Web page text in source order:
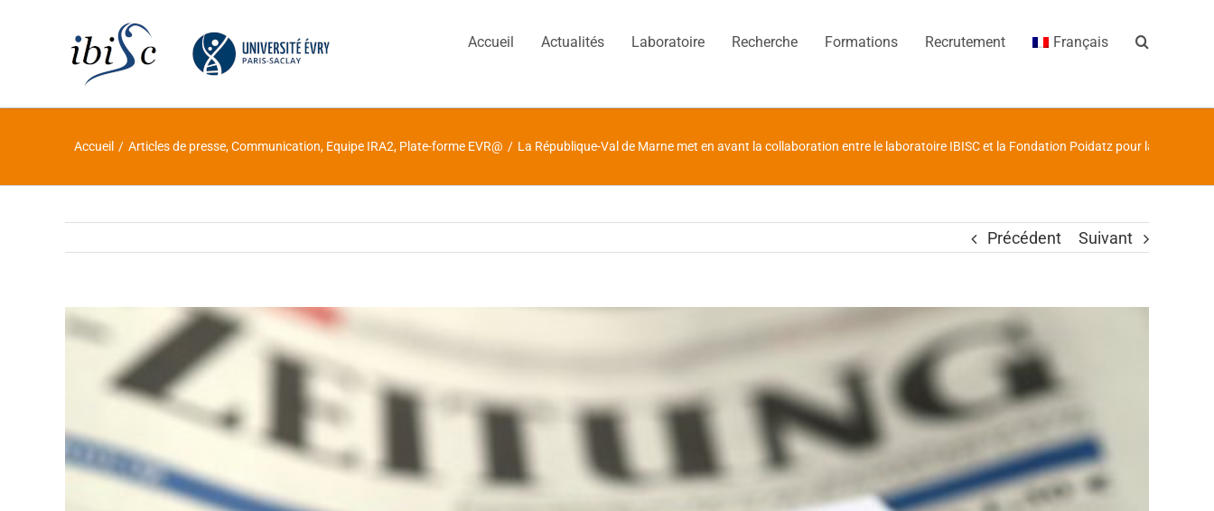
Accueil Actualités Laboratoire Recherche Formations Recrutement Français
Accueil / Articles de presse,Communication, Equipe IRA2, Plate-forme EVR@ / La République-Val de Marne met en avant la collaboration entre le laboratoire IBISC et la Fondation Poidatz pour la
Précédent Suivant
Voir
l'image
agrandie